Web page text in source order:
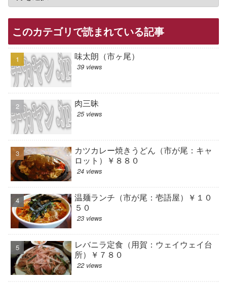
このカテゴリで読まれている記事
味太朗（市ヶ尾）
39 views
肉三昧
25 views
カツカレー焼きうどん（市が尾：キャ
ロット）￥８８０
24 views
温麺ランチ（市が尾：壱語屋）￥１０
５０
23 views
レバニラ定食（用賀：ウェイウェイ台
所）￥７８０
22 views